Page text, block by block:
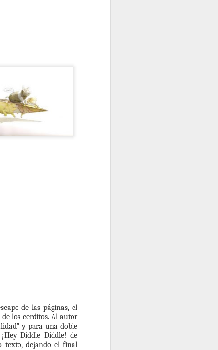
de las páginas, el
los cerditos. Al autor
y para una doble
Diddle Diddle! de
texto, dejando el final